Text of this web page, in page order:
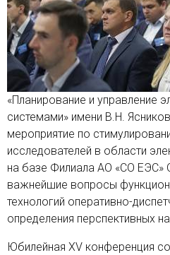
«Планирование и управление
системами» имени В.Н.
мероприятие по
исследователей в области
на базе Филиала АО «СО
важнейшие вопросы
технологий оперативно-
определения перспективных
Юбилейная XV конференция